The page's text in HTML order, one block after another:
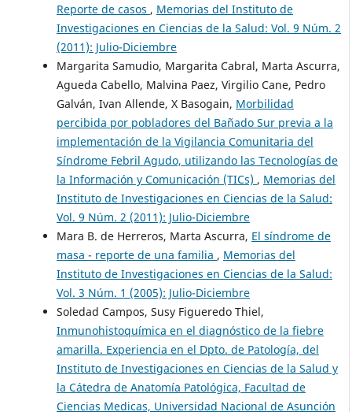
Reporte de casos , Memorias del Instituto de
Investigaciones en Ciencias de la Salud: Vol. 9 Núm. 2
(2011): Julio-Diciembre
Margarita Samudio, Margarita Cabral, Marta Ascurra,
Agueda Cabello, Malvina Paez, Virgilio Cane, Pedro
Galván, Ivan Allende, X Basogain, Morbilidad
percibida por pobladores del Bañado Sur previa a la
implementación de la Vigilancia Comunitaria del
Síndrome Febril Agudo, utilizando las Tecnologías de
la Información y Comunicación (TICs) , Memorias del
Instituto de Investigaciones en Ciencias de la Salud:
Vol. 9 Núm. 2 (2011): Julio-Diciembre
Mara B. de Herreros, Marta Ascurra, El síndrome de
masa - reporte de una familia , Memorias del
Instituto de Investigaciones en Ciencias de la Salud:
Vol. 3 Núm. 1 (2005): Julio-Diciembre
Soledad Campos, Susy Figueredo Thiel,
Inmunohistoquímica en el diagnóstico de la fiebre
amarilla. Experiencia en el Dpto. de Patología, del
Instituto de Investigaciones en Ciencias de la Salud y
la Cátedra de Anatomía Patológica, Facultad de
Ciencias Medicas, Universidad Nacional de Asunción